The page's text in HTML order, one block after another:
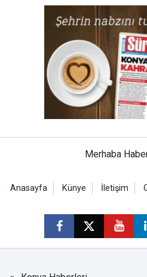
Merhaba
Anasayfa Künye İletişim